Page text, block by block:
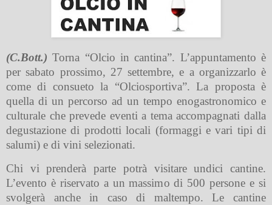
(C.Bott.) Torna “Olcio in cantina”. L’appuntamento è
per sabato prossimo, 27 settembre, e a organizzarlo è
come di consueto la “Olciosportiva”. La proposta è
quella di un percorso ad un tempo enogastronomico e
culturale che prevede eventi a tema accompagnati dalla
degustazione di prodotti locali (formaggi e vari tipi di
salumi) e di vini selezionati.
Chi vi prenderà parte potrà visitare undici cantine.
L’evento è riservato a un massimo di 500 persone e si
svolgerà anche in caso di maltempo. Le cantine